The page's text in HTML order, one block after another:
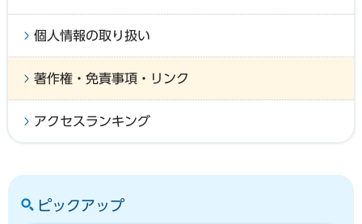
個人情報の取り扱い
著作権・免責事項・リンク
アクセスランキング
ピックアップ